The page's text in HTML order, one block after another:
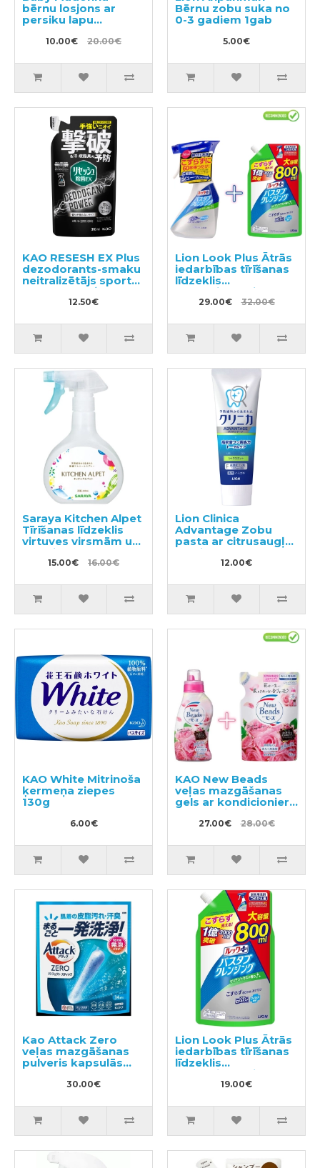
bērnu losjons ar
persiku lapu
10.00€ 20.00€
Bērnu zobu suka no
0-3 gadiem 1gab
5.00€
KAO RESESH EX Plus
dezodorants-smaku
neitralizētājs sporta
un darba apģērbam,
pildviela 310ml
12.50€
Lion Look Plus Ātrās
iedarbības tīrīšanas
līdzeklis
vannasistabai ar
citrusaugļu aromātu
800ml
29.00€ 32.00€
Saraya Kitchen Alpet
Tīrīšanas līdzeklis
virtuves virsmām un
traukiem 400ml
15.00€ 16.00€
Lion Clinica
Advantage Zobu
pasta ar citrusaugļu
un piparmētras
aromātu 130g
12.00€
KAO White Mitrinoša
ķermeņa ziepes
130g
6.00€
KAO New Beads
veļas mazgāšanas
gels ar kondicionieri
740g + pildviela 650g
27.00€ 28.00€
Kao Attack Zero
veļas mazgāšanas
pulveris kapsulās
30.00€
Lion Look Plus Ātrās
iedarbības tīrīšanas
līdzeklis
vannasistabai ar
citrusaugļu aromātu,
19.00€